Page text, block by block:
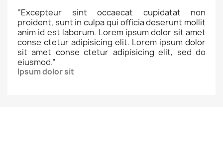
“Excepteur sint occaecat cupidatat non
proident, sunt in culpa qui officia deserunt mollit
anim id est laborum. Lorem ipsum dolor sit amet
conse ctetur adipisicing elit. Lorem ipsum dolor
sit amet conse ctetur adipisicing elit, sed do
eiusmod.”
Ipsum dolor sit